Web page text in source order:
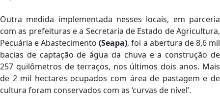
Outra medida implementada nesses locais, em parceria
com as prefeituras e a Secretaria de Estado de Agricultura,
Pecuária e Abastecimento(Seapa), foi a abertura de 8,6 mil
bacias de captação de água da chuva e a construção de
257 quilômetros de terraços, nos últimos dois anos. Mais
de 2 mil hectares ocupados com área de pastagem e de
cultura foram conservados com as ‘curvas de nível’.